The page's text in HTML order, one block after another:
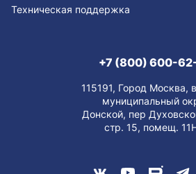
Техническая поддержка
+7 (800) 600-
115191, Город Москва,
муниципальный
Донской, пер
стр. 15, помещ.